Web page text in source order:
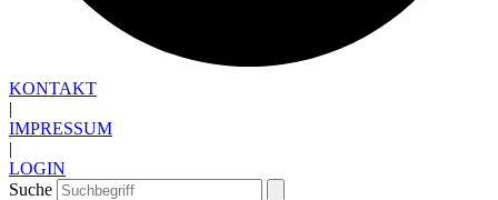
KONTAKT
|
IMPRESSUM
|
LOGIN
Suche